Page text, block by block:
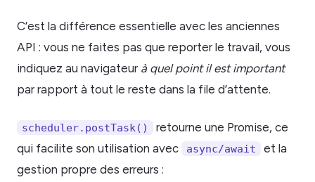
C’est la différence essentielle avec les anciennes
API : vous ne faites pas que reporter le travail, vous
indiquez au navigateur à quel point il est important
par rapport à tout le reste dans la file d’attente.
scheduler.postTask()
retourne une Promise, ce
qui facilite son utilisation avec
async/await
et la
gestion propre des erreurs :